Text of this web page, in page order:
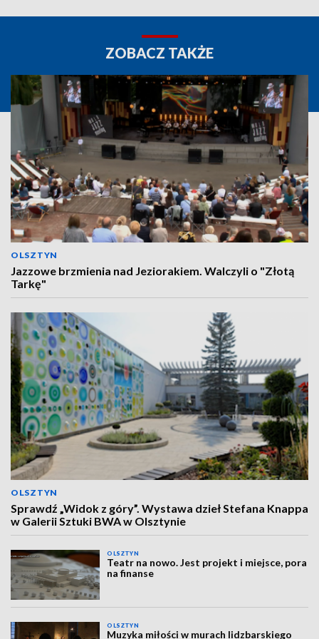
ZOBACZ TAKŻE
OLSZTYN
Jazzowe brzmienia nad Jeziorakiem. Walczyli o "Złotą
Tarkę"
OLSZTYN
Sprawdź „Widok z góry”. Wystawa dzieł Stefana Knappa
w Galerii Sztuki BWA w Olsztynie
OLSZTYN
Teatr na nowo. Jest projekt i miejsce, pora
na finanse
OLSZTYN
Muzyka miłości w murach lidzbarskiego